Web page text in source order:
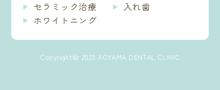
セラミック治療
入れ歯
ホワイトニング
Copyright＠ 2023 AOYAMA DENTAL CLINIC